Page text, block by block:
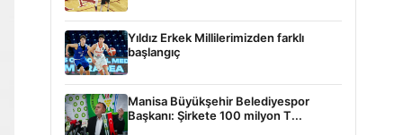
Yıldız Erkek Millilerimizden farklı
başlangıç
Manisa Büyükşehir Belediyespor
Başkanı: Şirkete 100 milyon T...